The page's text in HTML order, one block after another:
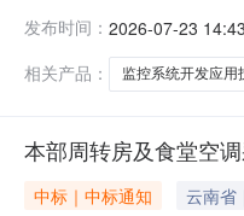
害关系人对公示
部门为云南保山
发布时间： 2026-07-23 14:43
相关产品：
监控系统开发应用
本部周转房及食堂空
中标｜中标通知 云南省